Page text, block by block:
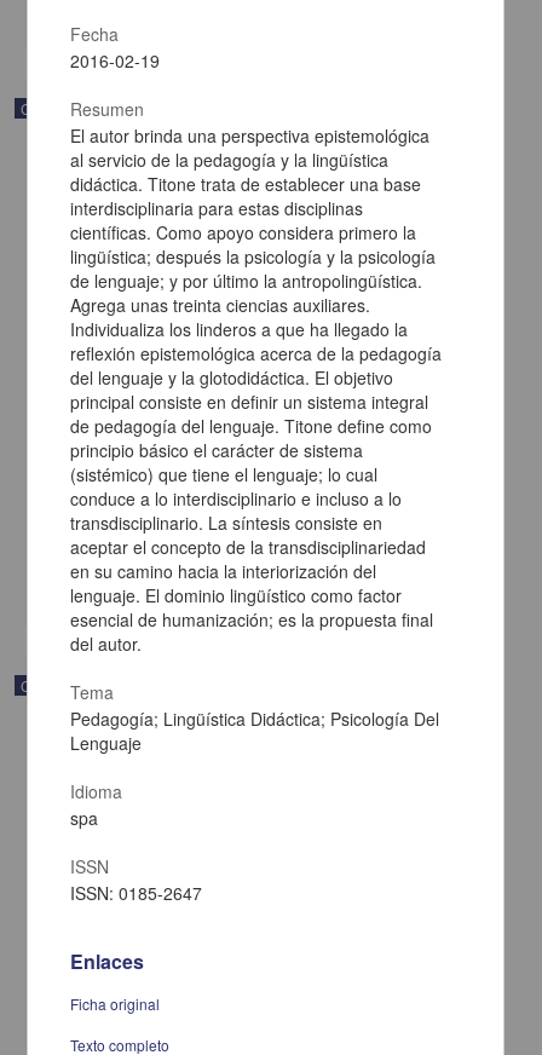
Correspondencia postal
Carta de Francisco Martínez Baca a Francisco I. Madero
felicitándolo por el triunfo de la causa
Martínez Baca, Francisco
[sin fecha]
Multidisciplina
Correspondencia postal
Carta de Vicente G. Muñoz a Francisco I. Madero ofreciéndole sus
Fecha
2016-02-19
Resumen
El autor brinda una perspectiva epistemológica
al servicio de la pedagogía y la lingüística
didáctica. Titone trata de establecer una base
interdisciplinaria para estas disciplinas
científicas. Como apoyo considera primero la
lingüística; después la psicología y la psicología
de lenguaje; y por último la antropolingüística.
Agrega unas treinta ciencias auxiliares.
Individualiza los linderos a que ha llegado la
reflexión epistemológica acerca de la pedagogía
del lenguaje y la glotodidáctica. El objetivo
principal consiste en definir un sistema integral
de pedagogía del lenguaje. Titone define como
principio básico el carácter de sistema
(sistémico) que tiene el lenguaje; lo cual
conduce a lo interdisciplinario e incluso a lo
transdisciplinario. La síntesis consiste en
aceptar el concepto de la transdisciplinariedad
en su camino hacia la interiorización del
lenguaje. El dominio lingüístico como factor
esencial de humanización; es la propuesta final
del autor.
Tema
Pedagogía; Lingüística Didáctica; Psicología Del
Lenguaje
Idioma
spa
ISSN
ISSN: 0185-2647
Enlaces
Ficha original
Texto completo